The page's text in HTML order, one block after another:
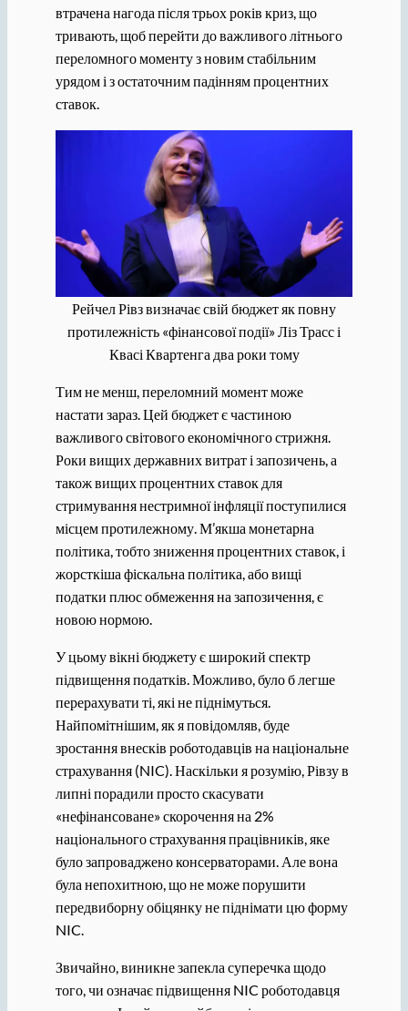
втрачена нагода після трьох років криз, що
тривають, щоб перейти до важливого літнього
переломного моменту з новим стабільним
урядом і з остаточним падінням процентних
ставок.
Рейчел Рівз визначає свій бюджет як повну
протилежність «фінансової події» Ліз Трасс і
Квасі Квартенга два роки тому
Тим не менш, переломний момент може
настати зараз. Цей бюджет є частиною
важливого світового економічного стрижня.
Роки вищих державних витрат і запозичень, а
також вищих процентних ставок для
стримування нестримної інфляції поступилися
місцем протилежному. М’якша монетарна
політика, тобто зниження процентних ставок, і
жорсткіша фіскальна політика, або вищі
податки плюс обмеження на запозичення, є
новою нормою.
У цьому вікні бюджету є широкий спектр
підвищення податків. Можливо, було б легше
перерахувати ті, які не піднімуться.
Найпомітнішим, як я повідомляв, буде
зростання внесків роботодавців на національне
страхування (NIC). Наскільки я розумію, Рівзу в
липні порадили просто скасувати
«нефінансоване» скорочення на 2%
національного страхування працівників, яке
було запроваджено консерваторами. Але вона
була непохитною, що не може порушити
передвиборну обіцянку не піднімати цю форму
NIC.
Звичайно, виникне запекла суперечка щодо
того, чи означає підвищення NIC роботодавця